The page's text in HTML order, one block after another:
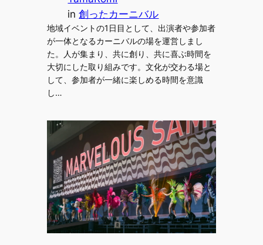
in創ったカーニバル
地域イベントの1日目として、出演者や参加者
が一体となるカーニバルの場を運営しまし
た。人が集まり、共に創り、共に喜ぶ時間を
大切にした取り組みです。文化が交わる場と
して、参加者が一緒に楽しめる時間を意識
し…